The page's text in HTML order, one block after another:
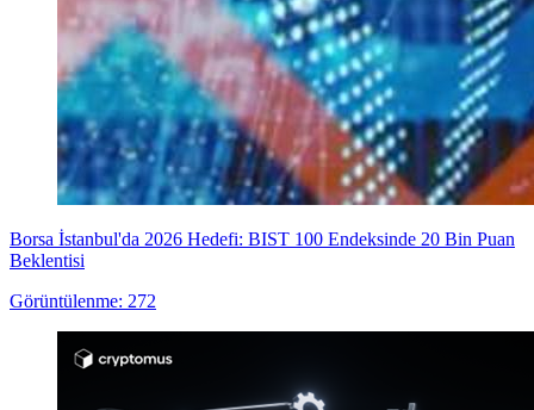
Borsa İstanbul'da 2026 Hedefi: BIST 100 Endeksinde 20 Bin Puan
Beklentisi
Görüntülenme: 272